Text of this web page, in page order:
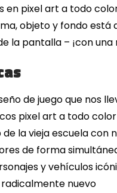
en pixel art a todo
objeto y fondo está
la pantalla – ¡con
de juego que nos
pixel art a todo color
de la vieja escuela con
de forma
y vehículos
nuevo